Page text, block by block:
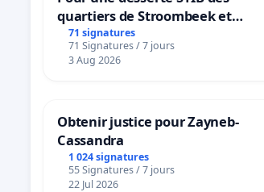
quartiers de Stroombeek et
Beauval - Voor een MIVB-
bediening van de wijken
Strombeek en Het Voor
71 signatures
71 Signatures / 7 jours
3 Aug 2026
Obtenir justice pour Zayneb-
Cassandra
1 024 signatures
55 Signatures / 7 jours
22 Jul 2026